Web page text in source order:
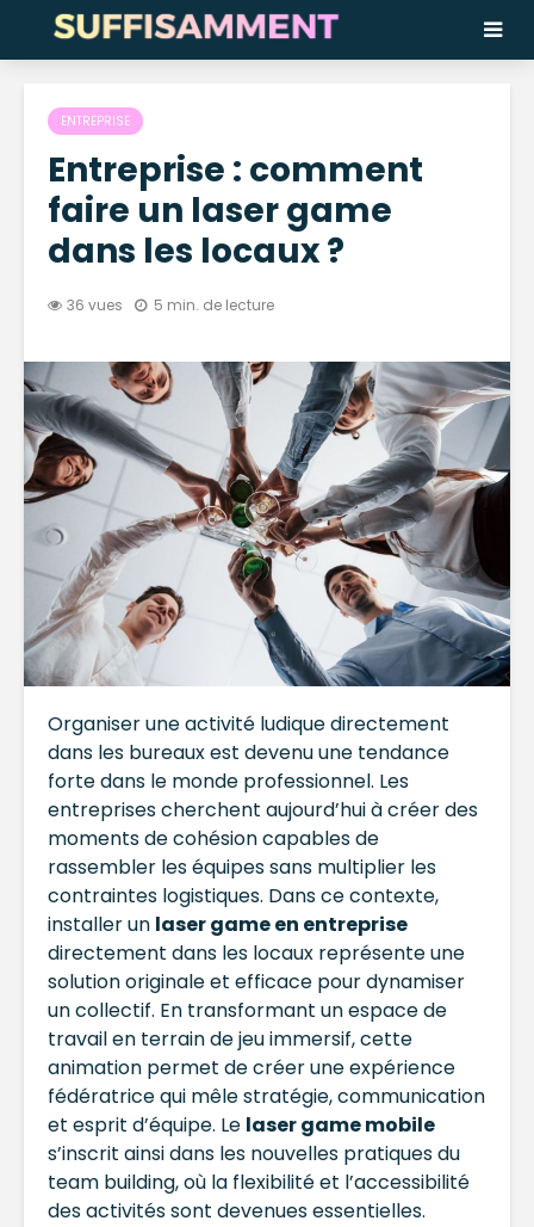
ENTREPRISE
Entreprise : comment
faire un laser game
dans les locaux ?
36 vues 5 min. de lecture
Organiser une activité ludique directement
dans les bureaux est devenu une tendance
forte dans le monde professionnel. Les
entreprises cherchent aujourd’hui à créer des
moments de cohésion capables de
rassembler les équipes sans multiplier les
contraintes logistiques. Dans ce contexte,
installer un laser game en entreprise
directement dans les locaux représente une
solution originale et efficace pour dynamiser
un collectif. En transformant un espace de
travail en terrain de jeu immersif, cette
animation permet de créer une expérience
fédératrice qui mêle stratégie, communication
et esprit d’équipe. Le laser game mobile
s’inscrit ainsi dans les nouvelles pratiques du
team building, où la flexibilité et l’accessibilité
des activités sont devenues essentielles.